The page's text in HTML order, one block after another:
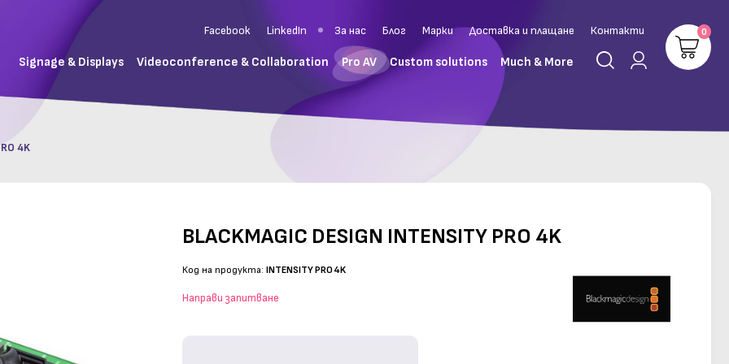
Facebook LinkedIn За нас Блог Марки Доставка и плащане Контакти
Signage & Displays Videoconference & Collaboration Pro AV Custom solutions Much & More
0
4K
BLACKMAGIC DESIGN INTENSITY PRO 4K
Код на продукта: INTENSITY PRO 4K
Направи запитване